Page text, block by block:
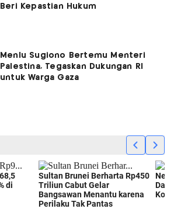
Beri Kepastian Hukum
Menlu Sugiono Bertemu Menteri
Palestina, Tegaskan Dukungan RI
untuk Warga Gaza